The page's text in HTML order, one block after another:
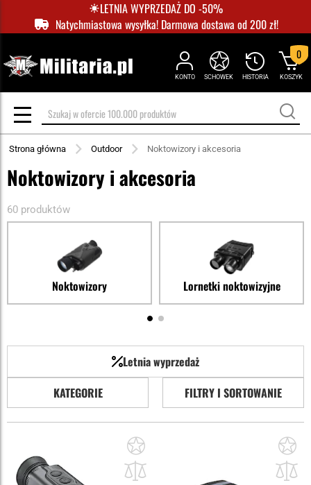
LETNIA WYPRZEDAŻ DO -50%
Natychmiastowa wysyłka! Darmowa dostawa od 200 zł!
KONTO HISTORIA
SCHOWEK KOSZYK
0
Strona główna Outdoor Noktowizory i akcesoria
Noktowizory i akcesoria
Noktowizory Lornetki noktowizyjne
Letnia wyprzedaż
KATEGORIE
FILTRY I SORTOWANIE
60 produktów
Dodaj
do
schowka
do